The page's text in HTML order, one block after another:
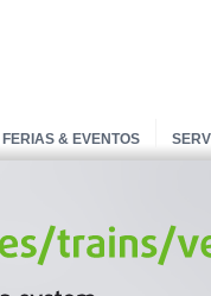
FERIAS & EVENTOS